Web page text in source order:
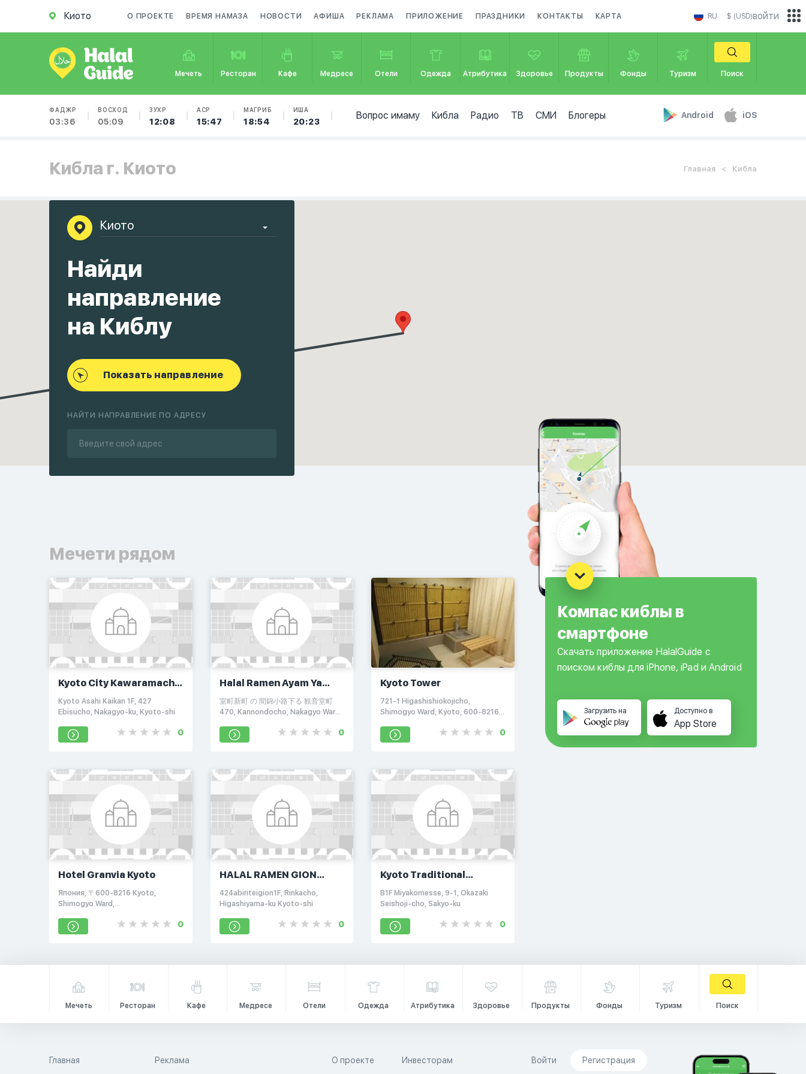
Киото О ПРОЕКТЕ ВРЕМЯ НАМАЗА НОВОСТИ АФИША РЕКЛАМА ПРИЛОЖЕНИЕ ПРАЗДНИКИ КОНТАКТЫ КАРТА RU $ (USD)
Мечеть Ресторан Кафе Медресе Отели Одежда Атрибутика Здоровье Продукты Фонды Туризм Поиск
ФАДЖР
03:36
ВОСХОД
05:09
ЗУХР
12:08
АСР
15:47
МАГРИБ
18:54
ИША
20:23
Вопрос имаму Кибла Радио ТВ СМИ Блогеры Android iOS
войти
Кибла г. Киото Главная Кибла
Найди
направление
на Киблу
Показать направление
НАЙТИ НАПРАВЛЕНИЕ ПО АДРЕСУ
Компас киблы в
смартфоне
Скачать приложение HalalGuide с
поиском киблы для iPhone, iPad и Android
Загрузить на Доступно в
App Store
Мечети рядом
Kyoto City Kawaramachi
Sanjyo Sightseeing
Information Center
Kyoto Asahi Kaikan 1F, 427
Ebisucho, Nakagyo-ku, Kyoto-shi
0
Halal Ramen Ayam Ya
Karasuma Kyoto
室町新町 の 間錦小路下る 観音堂町
470, Kannondocho, Nakagyo Ward,
0
Kyoto Tower
721-1 Higashishiokojicho,
Shimogyo Ward, Kyoto, 600-8216,
0
Hotel Granvia Kyoto
Япония, 〒600-8216 Kyoto,
Shimogyo Ward,
Station Building, 内
0
HALAL RAMEN GION
NARITAYA
424abiriteigion1F, Rinkacho,
Higashiyama-ku Kyoto-shi
0
Kyoto Traditional
Industry Foundation
Kyoto Museum of
B1F Miyakomesse, 9-1, Okazaki
Seishoji-cho, Sakyo-ku
0
Мечеть Ресторан Кафе Медресе Отели Одежда Атрибутика Здоровье Продукты Фонды Туризм Поиск
Главная Реклама О проекте Инвесторам Войти Регистрация